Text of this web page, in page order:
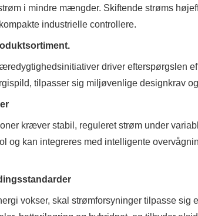
i mindre mængder. Skiftende strøms
industrielle controllere.
driver efterspørgslen
tilpasser sig miljøvenlige designkrav
kræver stabil, reguleret strøm under
og kan integreres med intelligente
vokser, skal strømforsyninger tilpasse